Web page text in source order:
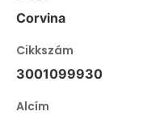
Corvina
Cikkszám
3001099930
Alcím